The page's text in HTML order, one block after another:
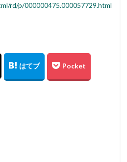
rd/p/000000475.000057729.html